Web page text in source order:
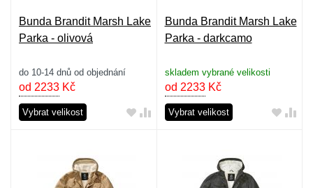
Bunda Brandit Marsh Lake
Parka - olivová
do 10-14 dnů od objednání
od 2233 Kč
Vybrat velikost
Bunda Brandit Marsh Lake
Parka - darkcamo
skladem vybrané velikosti
od 2233Kč
Vybrat velikost